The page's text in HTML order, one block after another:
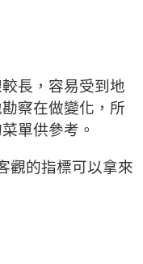
長，容易受到地
察在做變化，所
單供參考。
觀的指標可以拿來